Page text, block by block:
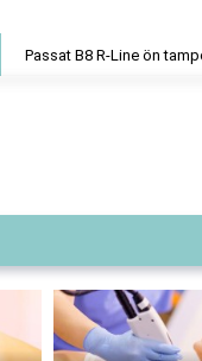
Passat B8 R-Line ön